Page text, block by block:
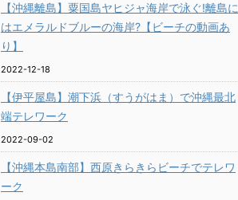
【沖縄離島】粟国島ヤヒジャ海岸で泳ぐ!離島に
はエメラルドブルーの海岸?【ビーチの動画あ
り】
2022-12-18
【伊平屋島】潮下浜（すうがはま）で沖縄最北
端テレワーク
2022-09-02
【沖縄本島南部】西原きらきらビーチでテレワ
ーク